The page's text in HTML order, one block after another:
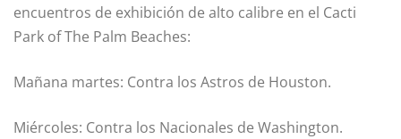
encuentros de exhibición de alto calibre en el Cacti
Park of The Palm Beaches:
Mañana martes: Contra los Astros de Houston.
Miércoles: Contra los Nacionales de Washington.